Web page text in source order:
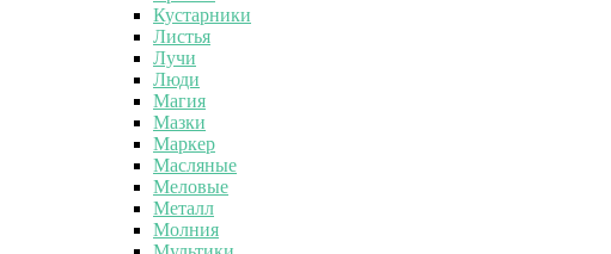
Кустарники
Листья
Лучи
Люди
Магия
Мазки
Маркер
Масляные
Меловые
Металл
Молния